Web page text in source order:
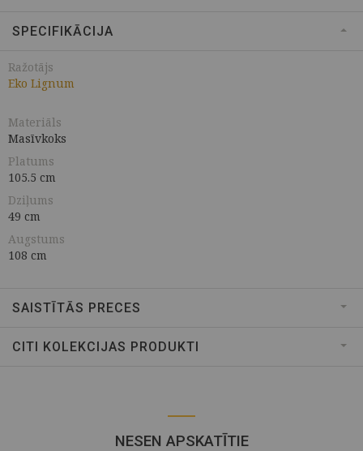
SPECIFIKĀCIJA
Ražotājs
Eko Lignum
Materiāls
Masīvkoks
Platums
105.5 cm
Dziļums
49 cm
Augstums
108 cm
SAISTĪTĀS PRECES
CITI KOLEKCIJAS PRODUKTI
NESEN APSKATĪTIE